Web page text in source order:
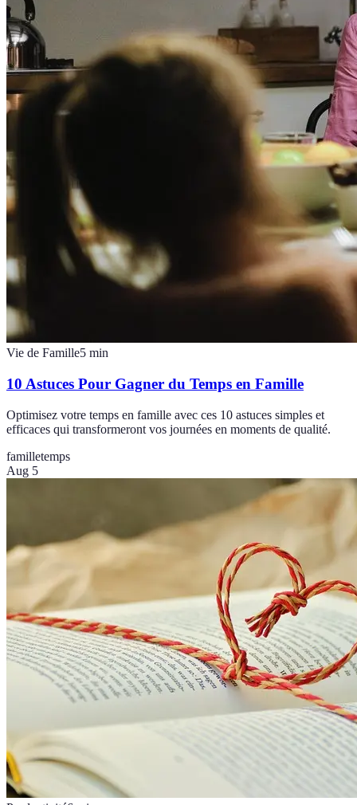
Vie de Famille5 min
10 Astuces Pour Gagner du Temps en Famille
Optimisez votre temps en famille avec ces 10 astuces simples et
efficaces qui transformeront vos journées en moments de qualité.
familletemps
Aug 5